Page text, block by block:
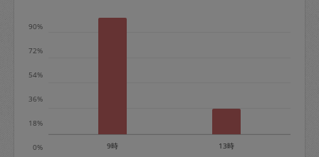
0%
18%
36%
54%
72%
90%
9時 13時